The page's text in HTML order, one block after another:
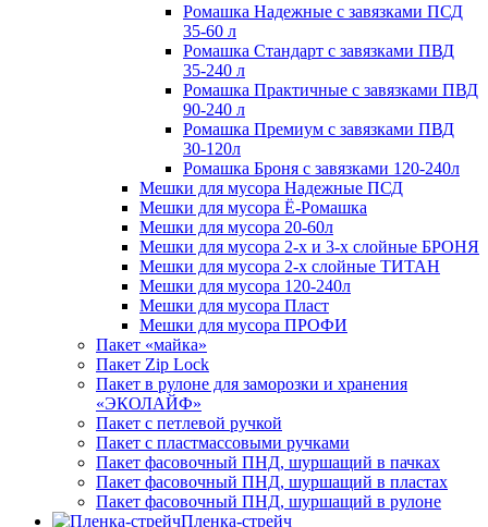
Ромашка Надежные с завязками ПСД
35-60 л
Ромашка Стандарт с завязками ПВД
35-240 л
Ромашка Практичные с завязками ПВД
90-240 л
Ромашка Премиум с завязками ПВД
30-120л
Ромашка Броня с завязками 120-240л
Мешки для мусора Надежные ПСД
Мешки для мусора Ё-Ромашка
Мешки для мусора 20-60л
Мешки для мусора 2-х и 3-х слойные БРОНЯ
Мешки для мусора 2-х слойные ТИТАН
Мешки для мусора 120-240л
Мешки для мусора Пласт
Мешки для мусора ПРОФИ
Пакет «майка»
Пакет Zip Lock
Пакет в рулоне для заморозки и хранения
«ЭКОЛАЙФ»
Пакет с петлевой ручкой
Пакет с пластмассовыми ручками
Пакет фасовочный ПНД, шуршащий в пачках
Пакет фасовочный ПНД, шуршащий в пластах
Пакет фасовочный ПНД, шуршащий в рулоне
Пленка-стрейч